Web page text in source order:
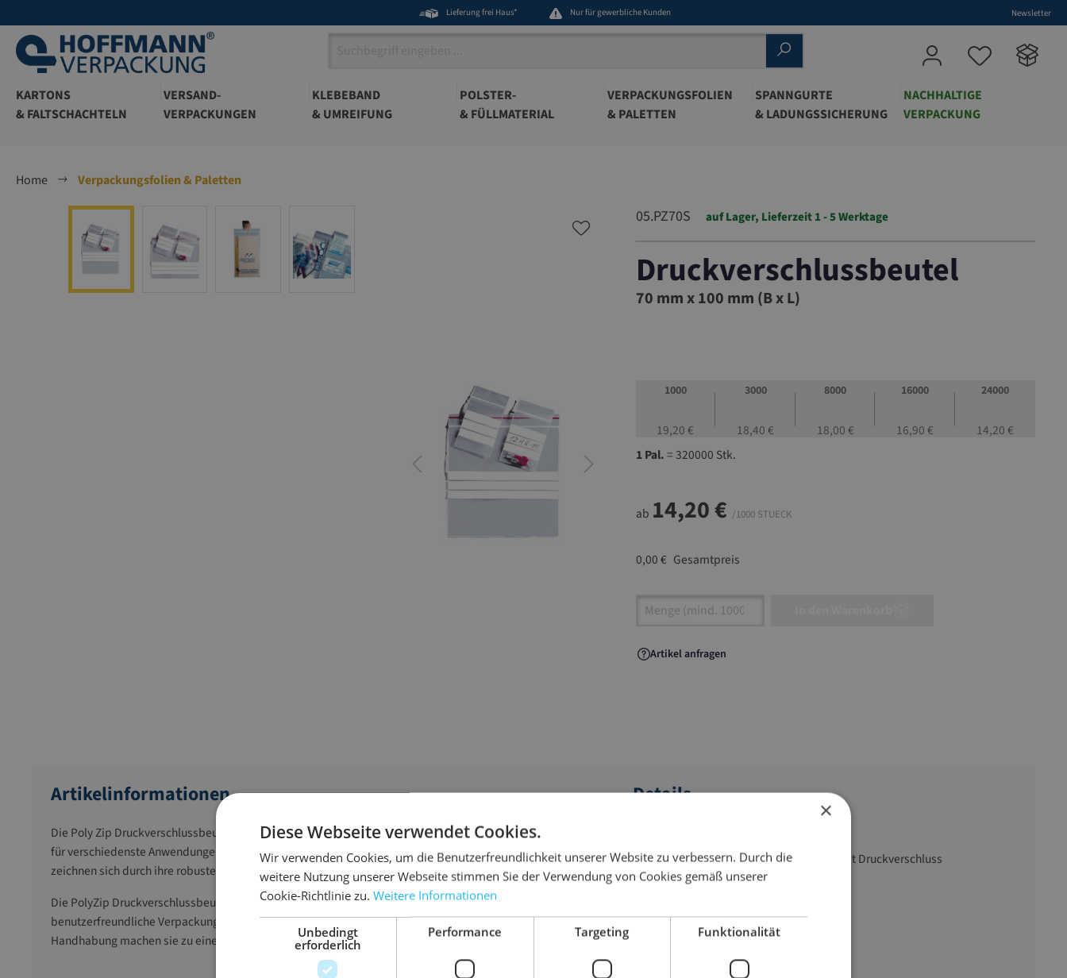
Lieferung frei Haus* Nur für gewerbliche Kunden Newsletter
KARTONS
& FALTSCHACHTELN
VERSAND-
VERPACKUNGEN
KLEBEBAND
& UMREIFUNG
POLSTER-
& FÜLLMATERIAL
VERPACKUNGSFOLIEN
& PALETTEN
SPANNGURTE
& LADUNGSSICHERUNG
NACHHALTIGE
VERPACKUNG
Home
Verpackungsfolien & Paletten
Bildergalerie überspringen
05.PZ70S auf Lager, Lieferzeit 1 - 5 Werktage
Druckverschlussbeutel
05.PZ70S
70 mm x 100 mm (B x L)
1000
19,20 €
3000
18,40 €
8000
18,00 €
16000
16,90 €
24000
14,20 €
1 Pal.= 320000 Stk.
ab 14,20 € /1000 STUECK
0,00 € Gesamtpreis
Artikel Anzahl: Gib den gewünschten Wert ein oder
Artikel anfragen
Artikelinformationen
Die Poly Zip Druckverschlussbeutel aus PE-Folie bieten eine praktische und vielseitige Verpackungslösung
für verschiedenste Anwendungen. Diese Beutel sind aus hochwertiger Polyethylenfolie (PE) gefertigt und
zeichnen sich durch ihre robuste Beschaffenheit aus, die den Inhalt effektiv schützt.
Die PolyZip Druckverschlussbeutel aus PE-Folie bieten eine zuverlässige, vielseitige und
benutzerfreundliche Verpackungslösung. Ihre robuste Beschaffenheit, Transparenz und einfache
Handhabung machen sie zu einer idealen Wahl für verschiedenste Anwendungen.
Details
Ausführung
mit Beschriftungsfeld, mit Druckverschluss
Farbe
transparent
0,05 mm
×
Diese Webseite verwendet Cookies.
Wir verwenden Cookies, um die Benutzerfreundlichkeit unserer Website zu verbessern. Durch die
weitere Nutzung unserer Webseite stimmen Sie der Verwendung von Cookies gemäß unserer
Cookie-Richtlinie zu. Weitere Informationen
Unbedingt
erforderlich
Performance Targeting Funktionalität